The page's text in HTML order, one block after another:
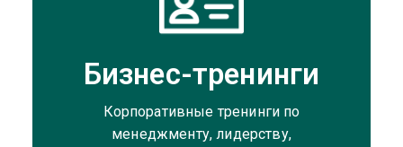
Бизнес-тренинги
Корпоративные тренинги по
менеджменту, лидерству,